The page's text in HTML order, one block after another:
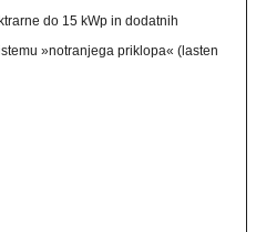
do 15 kWp in dodatnih
»notranjega priklopa« (lasten